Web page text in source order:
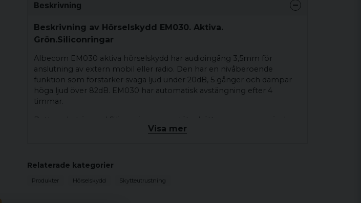
Beskrivning
Beskrivning av Hörselskydd EM030. Aktiva.
Grön.Siliconringar
Albecom EM030 aktiva hörselskydd har audioingång 3,5mm för
anslutning av extern mobil eller radio. Den har en nivåberoende
funktion som förstärker svaga ljud under 20dB, 5 gånger och dämpar
höga ljud över 82dB. EM030 har automatisk avstängning efter 4
timmar.
Detta paket är med Silicon ringar som tätar bättre om man använder
glasögon, samt när man bär kåpor en längre tid så är det mer
Jaktradio/mobilens ljud hörs på båda sidorna
Visa mer
Relaterade kategorier
Produkter Hörselskydd Skytteutrustning